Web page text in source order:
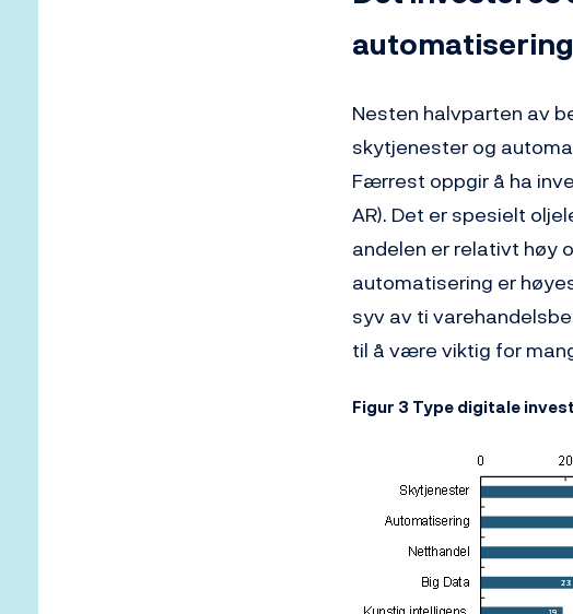
automatisering
Nesten halvparten av
skytjenester og
Færrest oppgir å ha
AR). Det er spesielt
andelen er relativt høy
automatisering er
syv av ti
til å være viktig for
Figur 3 Type digitale